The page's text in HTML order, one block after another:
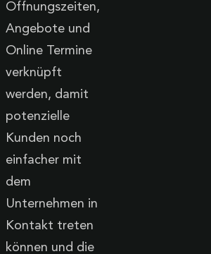
Öffnungszeiten,
Angebote und
Online Termine
verknüpft
werden, damit
potenzielle
Kunden noch
einfacher mit
dem
Unternehmen in
Kontakt treten
können und die